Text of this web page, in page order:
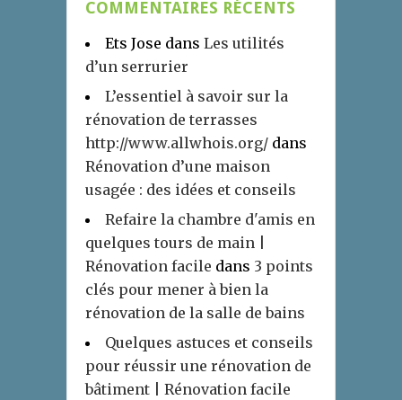
COMMENTAIRES RÉCENTS
Ets Jose dans Les utilités
d’un serrurier
L’essentiel à savoir sur la
rénovation de terrasses
http://www.allwhois.org/ dans
Rénovation d’une maison
usagée : des idées et conseils
Refaire la chambre d'amis en
quelques tours de main |
Rénovation facile dans 3 points
clés pour mener à bien la
rénovation de la salle de bains
Quelques astuces et conseils
pour réussir une rénovation de
bâtiment | Rénovation facile